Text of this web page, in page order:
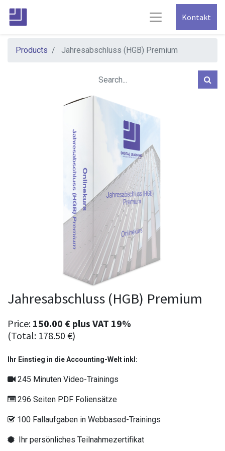
Kontakt
Products Jahresabschluss (HGB) Premium
Jahresabschluss (HGB) Premium
Price: 150.00 € plus VAT 19%
(Total: 178.50 €)
Ihr Einstieg in die Accounting-Welt inkl:
245 Minuten Video-Trainings
296 Seiten PDF Foliensätze
100 Fallaufgaben in Webbased-Trainings
Ihr persönliches Teilnahmezertifikat